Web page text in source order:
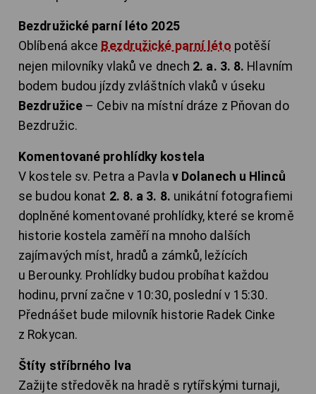
Bezdružické parní léto 2025
Oblíbená akce Bezdružické parní léto potěší
nejen milovníky vlaků ve dnech 2. a. 3. 8. Hlavním
bodem budou jízdy zvláštních vlaků v úseku
Bezdružice – Cebiv na místní dráze z Pňovan do
Bezdružic.
Komentované prohlídky kostela
V kostele sv. Petra a Pavla v Dolanech u Hlinců
se budou konat 2. 8. a 3. 8. unikátní fotografiemi
doplněné komentované prohlídky, které se kromě
historie kostela zaměří na mnoho dalších
zajímavých míst, hradů a zámků, ležících
u Berounky. Prohlídky budou probíhat každou
hodinu, první začne v 10:30, poslední v 15:30.
Přednášet bude milovník historie Radek Cinke
z Rokycan.
Štíty stříbrného lva
Zažijte středověk na hradě s rytířskými turnaji,